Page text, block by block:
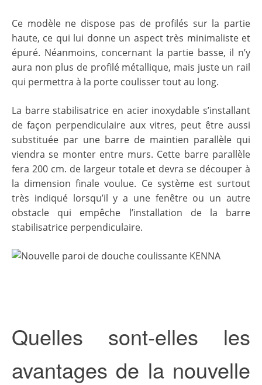
Ce modèle ne dispose pas de profilés sur la partie
haute, ce qui lui donne un aspect très minimaliste et
épuré. Néanmoins, concernant la partie basse, il n’y
aura non plus de profilé métallique, mais juste un rail
qui permettra à la porte coulisser tout au long.
La barre stabilisatrice en acier inoxydable s’installant
de façon perpendiculaire aux vitres, peut être aussi
substituée par une barre de maintien parallèle qui
viendra se monter entre murs. Cette barre parallèle
fera 200 cm. de largeur totale et devra se découper à
la dimension finale voulue. Ce système est surtout
très indiqué lorsqu’il y a une fenêtre ou un autre
obstacle qui empêche l’installation de la barre
stabilisatrice perpendiculaire.
Quelles sont-elles les
avantages de la nouvelle